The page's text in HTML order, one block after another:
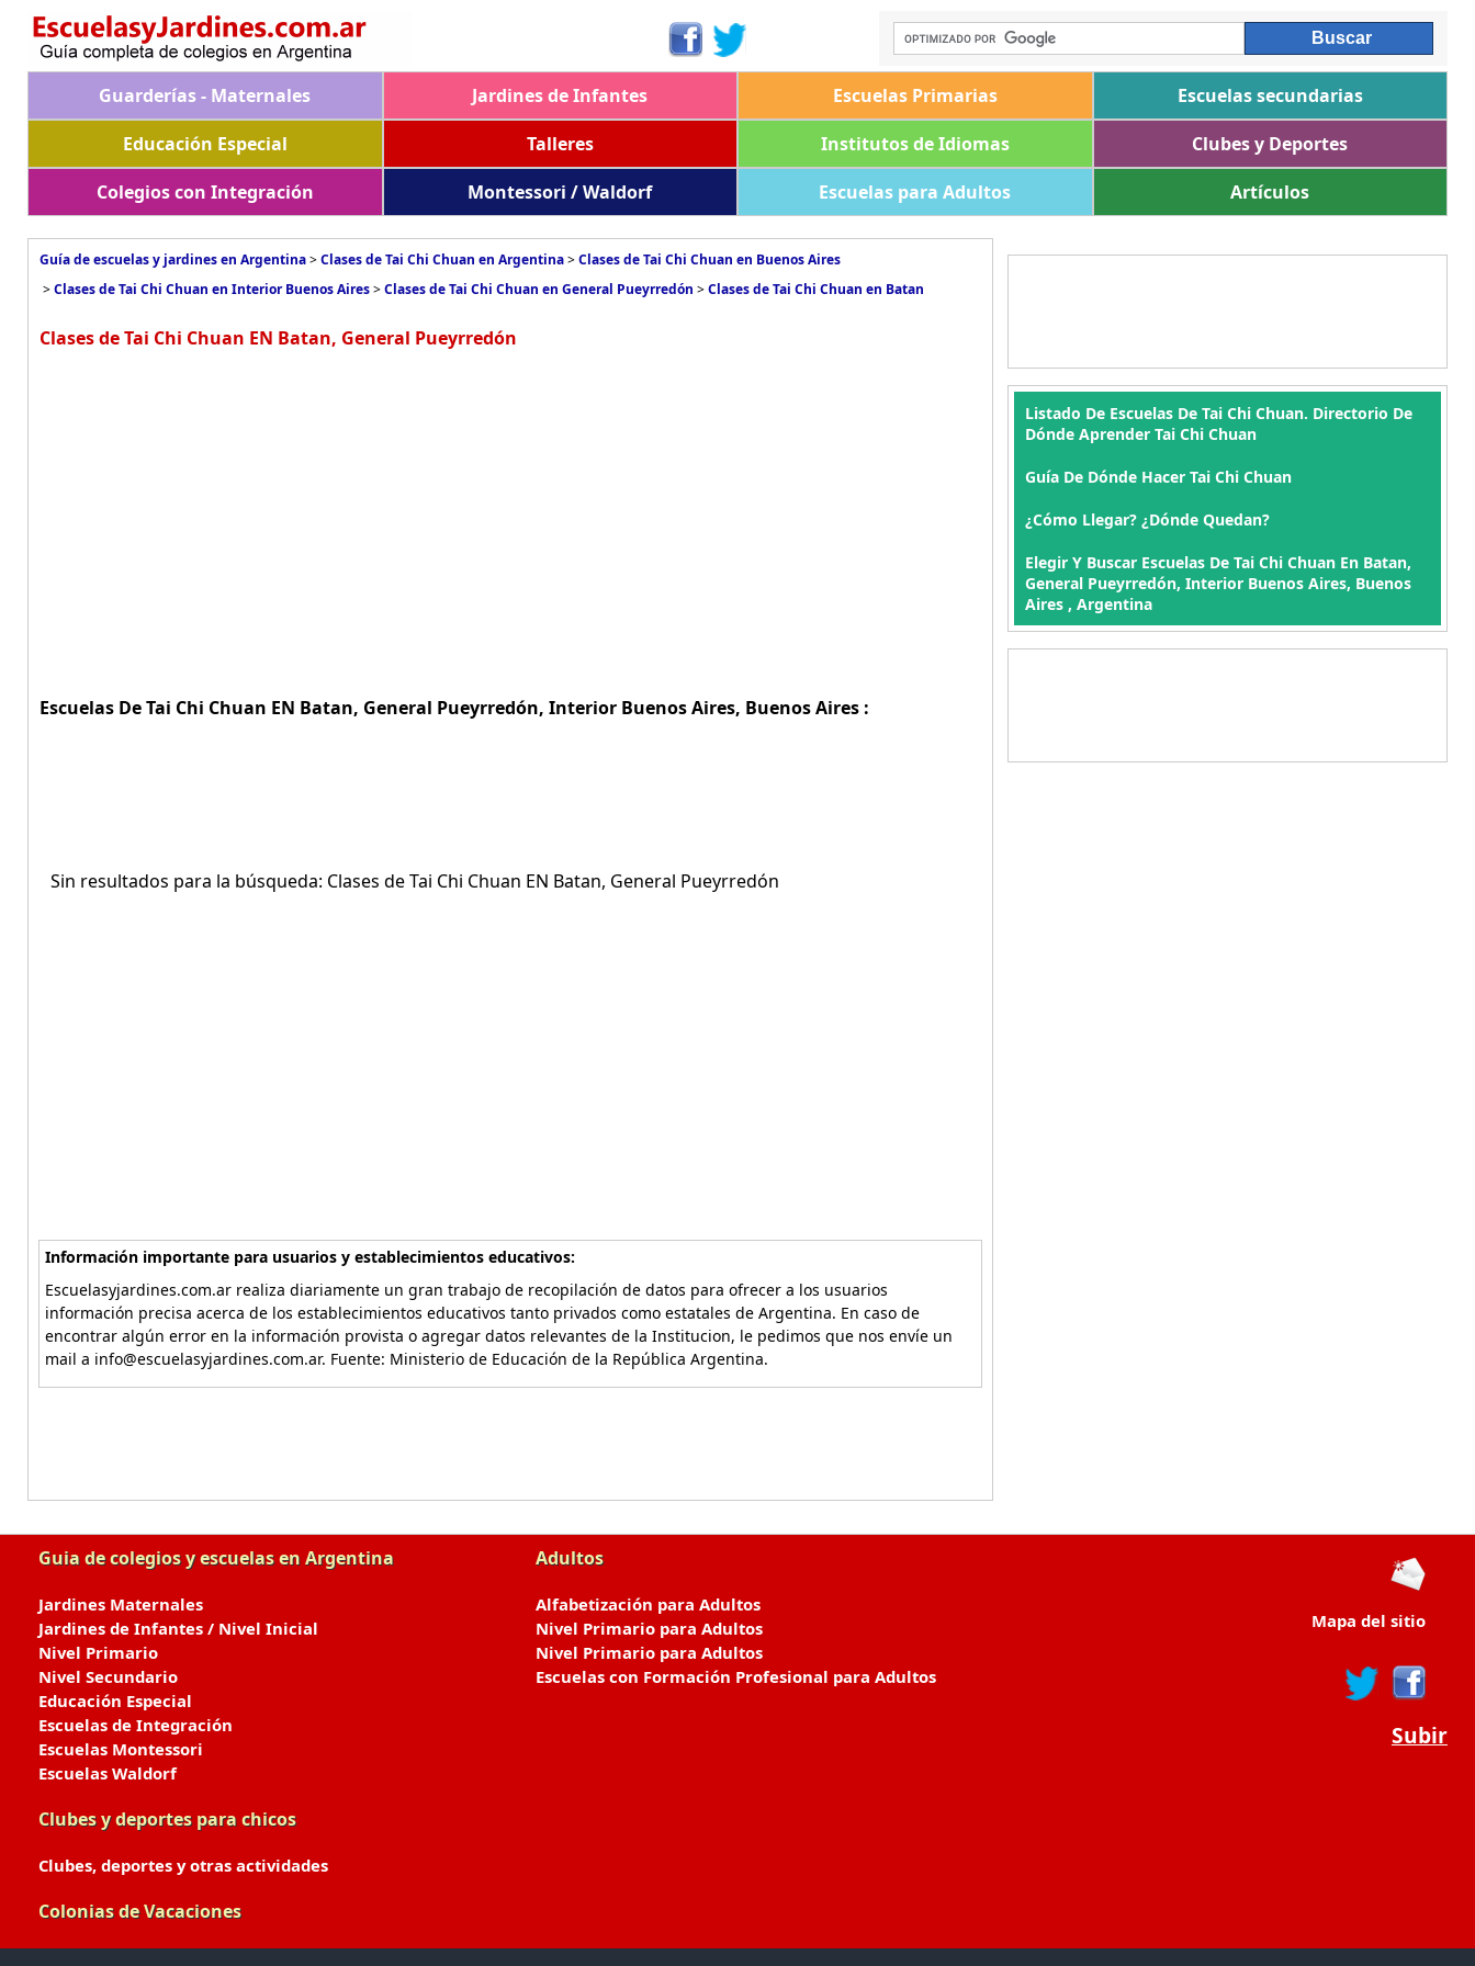
Guarderías - Maternales Jardines de Infantes Escuelas Primarias
Escuelas secundarias
Educación Especial
Talleres Institutos de Idiomas
Clubes y Deportes
Colegios con Integración
Montessori / Waldorf Escuelas para Adultos Artículos
Guía de escuelas y jardines en Argentina>Clases de Tai Chi Chuan en Argentina>Clases de Tai Chi Chuan en Buenos Aires
>Clases de Tai Chi Chuan en Interior Buenos Aires>Clases de Tai Chi Chuan en General Pueyrredón >Clases de Tai Chi Chuan en Batan
Clases de Tai Chi Chuan EN Batan, General Pueyrredón
Escuelas De Tai Chi Chuan EN Batan, General Pueyrredón, Interior Buenos Aires, Buenos Aires :
Sin resultados para la búsqueda: Clases de Tai Chi Chuan EN Batan, General Pueyrredón
Información importante para usuarios y establecimientos educativos:
Escuelasyjardines.com.ar realiza diariamente un gran trabajo de recopilación de datos para ofrecer a los usuarios
información precisa acerca de los establecimientos educativos tanto privados como estatales de Argentina. En caso de
encontrar algún error en la información provista o agregar datos relevantes de la Institucion, le pedimos que nos envíe un
mail a info@escuelasyjardines.com.ar. Fuente: Ministerio de Educación de la República Argentina.
Listado De Escuelas De Tai Chi Chuan. Directorio De
Dónde Aprender Tai Chi Chuan
Guía De Dónde Hacer Tai Chi Chuan
¿Cómo Llegar? ¿Dónde Quedan?
Elegir Y Buscar Escuelas De Tai Chi Chuan En Batan,
General Pueyrredón, Interior Buenos Aires, Buenos
Aires , Argentina
Guia de colegios y escuelas en Argentina
Jardines Maternales
Jardines de Infantes / Nivel Inicial
Nivel Primario
Nivel Secundario
Educación Especial
Escuelas de Integración
Escuelas Montessori
Escuelas Waldorf
Clubes y deportes para chicos
Clubes, deportes y otras actividades
Colonias de Vacaciones
Adultos
Alfabetización para Adultos
Nivel Primario para Adultos
Nivel Primario para Adultos
Escuelas con Formación Profesional para Adultos
Mapa del sitio
Subir